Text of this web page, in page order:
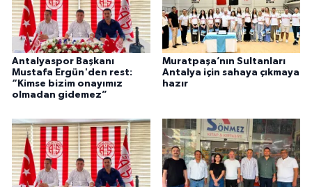
Antalyaspor Başkanı
Mustafa Ergün'den rest:
“Kimse bizim onayımız
olmadan gidemez”
Muratpaşa’nın Sultanları
Antalya için sahaya çıkmaya
hazır